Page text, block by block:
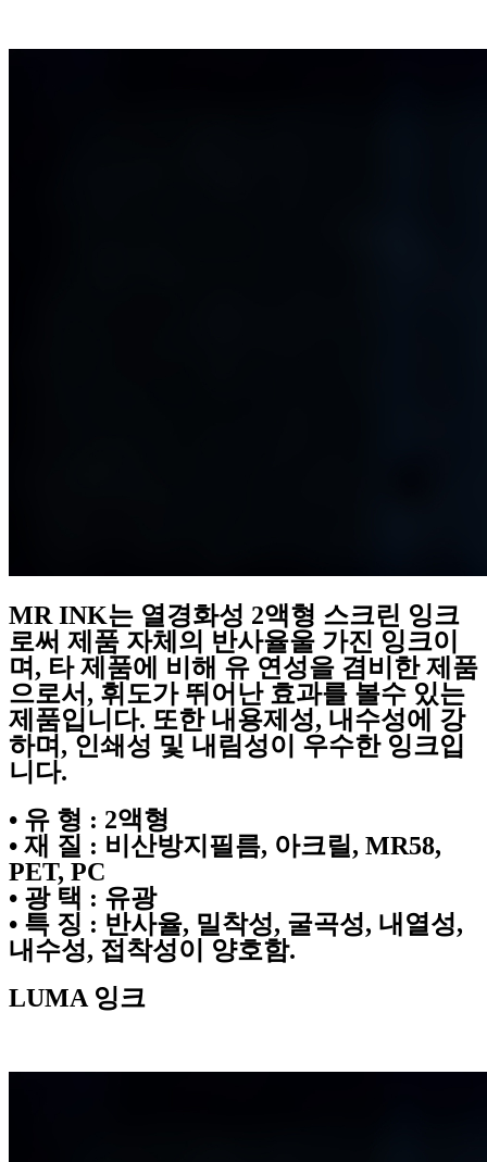
MR INK는 열경화성 2액형 스크린 잉크
로써 제품 자체의 반사율울 가진 잉크이
며, 타 제품에 비해 유 연성을 겸비한 제품
으로서, 휘도가 뛰어난 효과를 볼수 있는
제품입니다. 또한 내용제성, 내수성에 강
하며, 인쇄성 및 내림성이 우수한 잉크입
니다.
• 유 형 : 2액형
• 재 질 : 비산방지필름, 아크릴, MR58,
PET, PC
• 광 택 : 유광
• 특 징 : 반사율, 밀착성, 굴곡성, 내열성,
내수성, 접착성이 양호함.
LUMA 잉크